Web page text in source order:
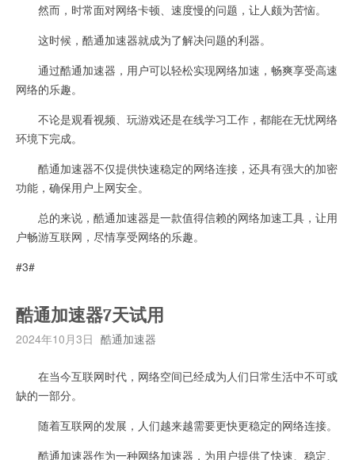
然而，时常面对网络卡顿、速度慢的问题，让人颇为苦恼。
这时候，酷通加速器就成为了解决问题的利器。
通过酷通加速器，用户可以轻松实现网络加速，畅爽享受高速
网络的乐趣。
不论是观看视频、玩游戏还是在线学习工作，都能在无忧网络
环境下完成。
酷通加速器不仅提供快速稳定的网络连接，还具有强大的加密
功能，确保用户上网安全。
总的来说，酷通加速器是一款值得信赖的网络加速工具，让用
户畅游互联网，尽情享受网络的乐趣。
#3#
酷通加速器7天试用
2024年10月3日 酷通加速器
在当今互联网时代，网络空间已经成为人们日常生活中不可或
缺的一部分。
随着互联网的发展，人们越来越需要更快更稳定的网络连接。
酷通加速器作为一种网络加速器，为用户提供了快速、稳定、